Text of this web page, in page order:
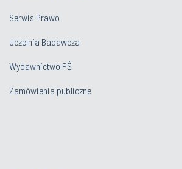
Serwis Prawo
Uczelnia Badawcza
Wydawnictwo PŚ
Zamówienia publiczne